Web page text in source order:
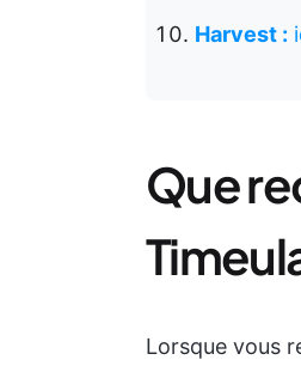
Harvest :
Que
Lorsque vous